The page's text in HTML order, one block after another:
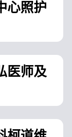
心照护
医师及